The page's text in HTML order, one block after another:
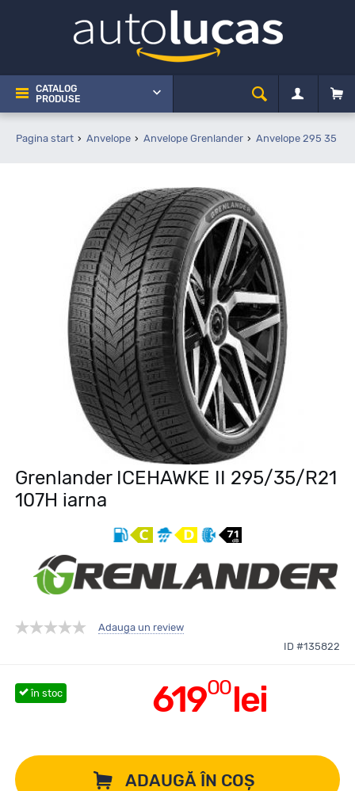
CATALOG
PRODUSE
Pagina start Anvelope Anvelope Grenlander Anvelope 295 35
Grenlander ICEHAWKE II 295/35/R21
107H iarna
Adauga un review
ID #135822
61900lei
în stoc
ADAUGĂ ÎN COȘ